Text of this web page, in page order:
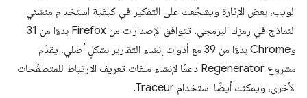
الويب، بعض الإثارة ويشجّعك على التفكير في كيفية استخدام منشئي
النماذج في رمزك البرمجي. تتوافق الإصدارات من Firefox بدءًا من 31
وChrome بدءًا من 39 مع أدوات إنشاء التقارير بشكلٍ أصلي. يقدّم
مشروع Regenerator دعمًا لإنشاء ملفات تعريف الارتباط للمتصفّحات
الأخرى، ويمكنك أيضًا استخدام Traceur.